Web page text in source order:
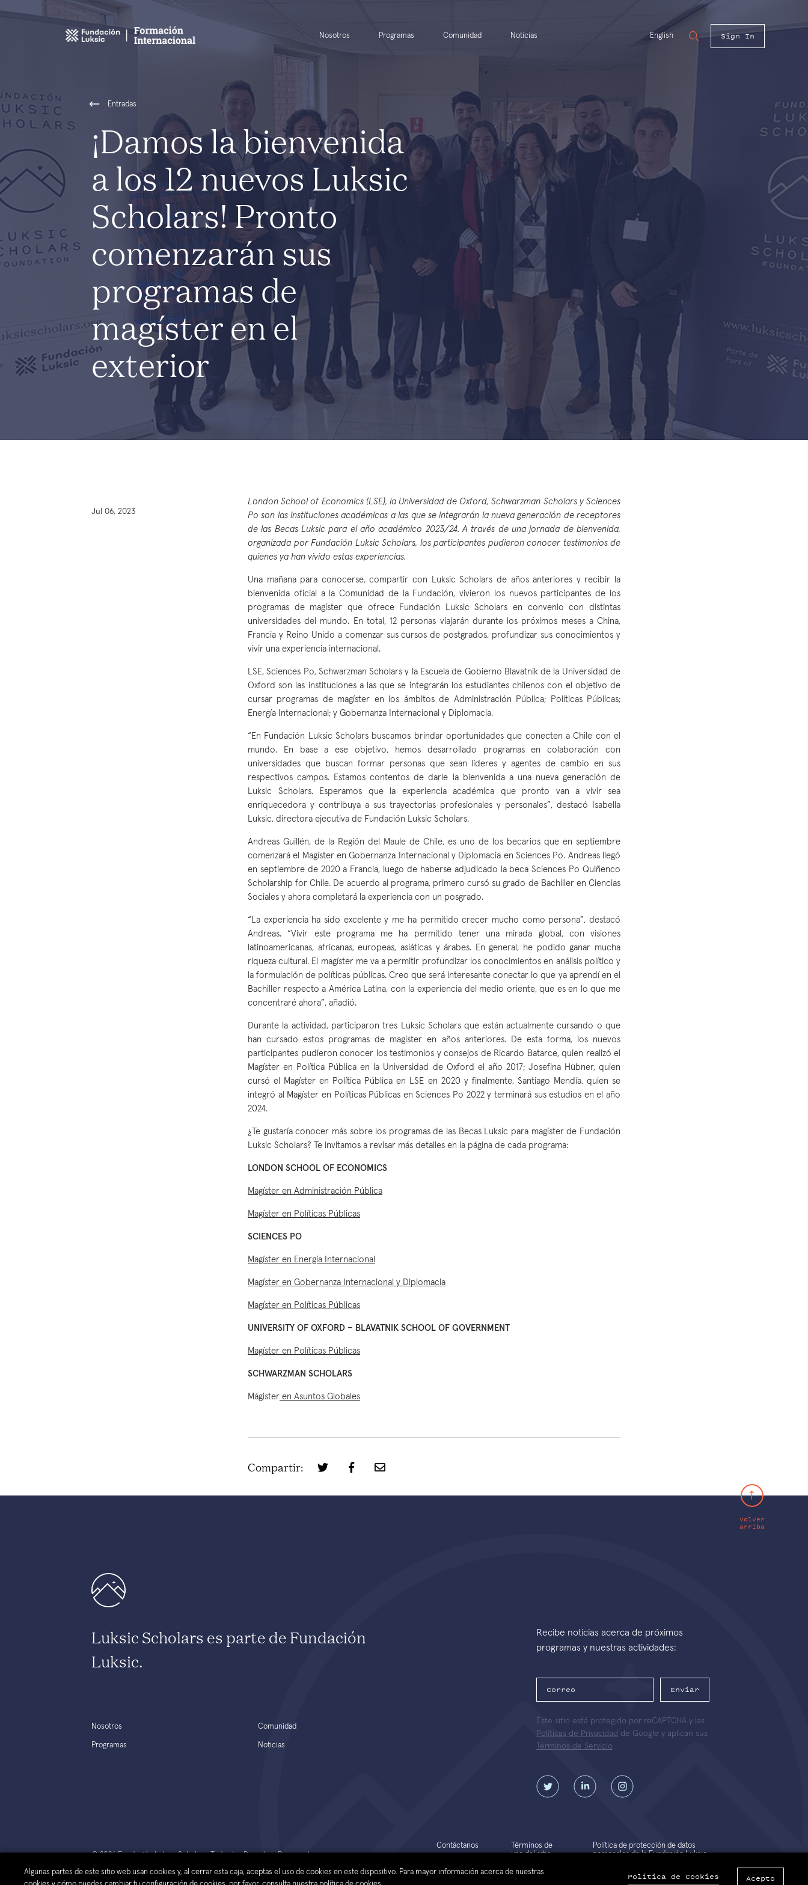
Nosotros Programas Comunidad Noticias English Sign In
Entradas
¡Damos la bienvenida
a los 12 nuevos Luksic
Scholars! Pronto
comenzarán sus
programas de
magíster en el
exterior
Jul 06, 2023
London School of Economics (LSE), la Universidad de Oxford, Schwarzman Scholars y Sciences
Po son las instituciones académicas a las que se integrarán la nueva generación de receptores
de las Becas Luksic para el año académico 2023/24. A través de una jornada de bienvenida,
organizada por Fundación Luksic Scholars, los participantes pudieron conocer testimonios de
quienes ya han vivido estas experiencias.
Una mañana para conocerse, compartir con Luksic Scholars de años anteriores y recibir la
bienvenida oficial a la Comunidad de la Fundación, vivieron los nuevos participantes de los
programas de magíster que ofrece Fundación Luksic Scholars en convenio con distintas
universidades del mundo. En total, 12 personas viajarán durante los próximos meses a China,
Francia y Reino Unido a comenzar sus cursos de postgrados, profundizar sus conocimientos y
vivir una experiencia internacional.
LSE, Sciences Po, Schwarzman Scholars y la Escuela de Gobierno Blavatnik de la Universidad de
Oxford son las instituciones a las que se integrarán los estudiantes chilenos con el objetivo de
cursar programas de magíster en los ámbitos de Administración Pública; Políticas Públicas;
Energía Internacional; y Gobernanza Internacional y Diplomacia.
“En Fundación Luksic Scholars buscamos brindar oportunidades que conecten a Chile con el
mundo. En base a ese objetivo, hemos desarrollado programas en colaboración con
universidades que buscan formar personas que sean líderes y agentes de cambio en sus
respectivos campos. Estamos contentos de darle la bienvenida a una nueva generación de
Luksic Scholars. Esperamos que la experiencia académica que pronto van a vivir sea
enriquecedora y contribuya a sus trayectorias profesionales y personales”, destacó Isabella
Luksic, directora ejecutiva de Fundación Luksic Scholars.
Andreas Guillén, de la Región del Maule de Chile, es uno de los becarios que en septiembre
comenzará el Magíster en Gobernanza Internacional y Diplomacia en Sciences Po. Andreas llegó
en septiembre de 2020 a Francia, luego de haberse adjudicado la beca Sciences Po Quiñenco
Scholarship for Chile. De acuerdo al programa, primero cursó su grado de Bachiller en Ciencias
Sociales y ahora completará la experiencia con un posgrado.
“La experiencia ha sido excelente y me ha permitido crecer mucho como persona”, destacó
Andreas. “Vivir este programa me ha permitido tener una mirada global, con visiones
latinoamericanas, africanas, europeas, asiáticas y árabes. En general, he podido ganar mucha
riqueza cultural. El magíster me va a permitir profundizar los conocimientos en análisis político y
la formulación de políticas públicas. Creo que será interesante conectar lo que ya aprendí en el
Bachiller respecto a América Latina, con la experiencia del medio oriente, que es en lo que me
concentraré ahora”, añadió.
Durante la actividad, participaron tres Luksic Scholars que están actualmente cursando o que
han cursado estos programas de magíster en años anteriores. De esta forma, los nuevos
participantes pudieron conocer los testimonios y consejos de Ricardo Batarce, quien realizó el
Magíster en Política Pública en la Universidad de Oxford el año 2017; Josefina Hübner, quien
cursó el Magíster en Política Pública en LSE en 2020 y finalmente, Santiago Mendía, quien se
integró al Magíster en Políticas Públicas en Sciences Po 2022 y terminará sus estudios en el año
2024.
¿Te gustaría conocer más sobre los programas de las Becas Luksic para magíster de Fundación
Luksic Scholars? Te invitamos a revisar más detalles en la página de cada programa:
LONDON SCHOOL OF ECONOMICS
Magíster en Administración Pública
Magíster en Políticas Públicas
SCIENCES PO
Magíster en Energía Internacional
Magíster en Gobernanza Internacional y Diplomacia
Magíster en Políticas Públicas
UNIVERSITY OF OXFORD – BLAVATNIK SCHOOL OF GOVERNMENT
Magíster en Políticas Públicas
SCHWARZMAN SCHOLARS
Mágister en Asuntos Globales
Compartir:
Volver
arriba
Luksic Scholars es parte de Fundación
Luksic.
Nosotros
Programas
Comunidad
Noticias
Recibe noticias acerca de próximos
programas y nuestras actividades:
Enviar
Este sitio está protegido por reCAPTCHA y las
Políticas de Privacidad de Google y aplican sus
Términos de Servicio .
© 2026 Fundación Luksic Scholars. Todos los Derechos Reservados
Contáctanos
Términos de
uso del sitio
Política de protección de datos
personales de la Fundación Luksic
Algunas partes de este sitio web usan cookies y, al cerrar esta caja, aceptas el uso de cookies en este dispositivo. Para mayor información acerca de nuestras
Política de Cookies Acepto